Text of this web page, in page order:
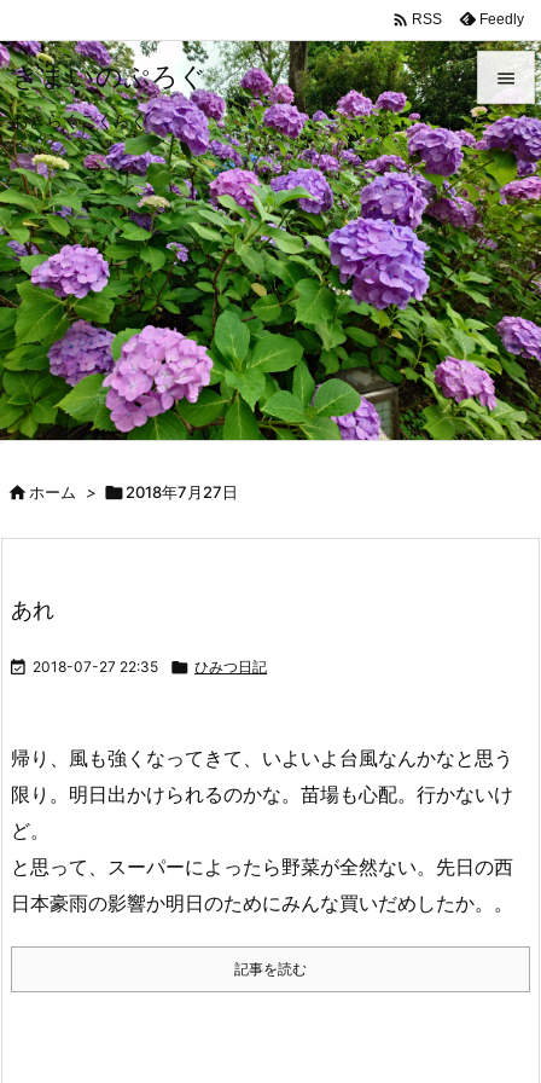
きまいのぷろぐ
おきらくごくらく


メニュ

前へ

次へ

検索
 RSS Feedly
ホーム > 2018年7月27日
あれ
 2018-07-27 22:35  ひみつ日記
帰り、風も強くなってきて、いよいよ台風なんかなと思う
限り。明日出かけられるのかな。苗場も心配。行かないけ
ど。
と思って、スーパーによったら野菜が全然ない。先日の西
日本豪雨の影響か明日のためにみんな買いだめしたか。。
記事を読む